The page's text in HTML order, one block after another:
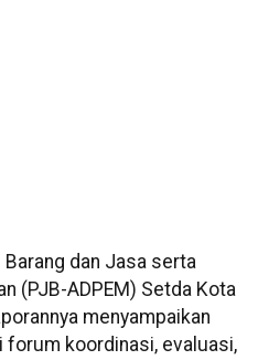
Barang dan Jasa serta
(PJB-ADPEM) Setda Kota
menyampaikan
forum koordinasi, evaluasi,